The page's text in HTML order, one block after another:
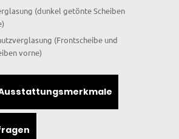
(dunkel getönte Scheiben
(Frontscheibe und
vorne)